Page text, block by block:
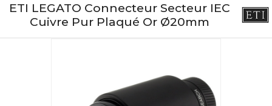
ETI LEGATO Connecteur Secteur IEC
Cuivre Pur Plaqué Or Ø20mm